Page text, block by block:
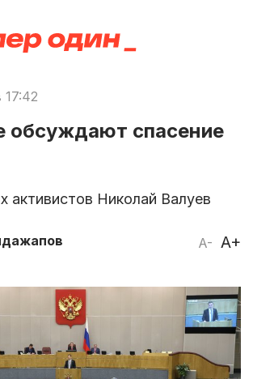
17:42
обсуждают спасение
активистов Николай Валуев
A- A+